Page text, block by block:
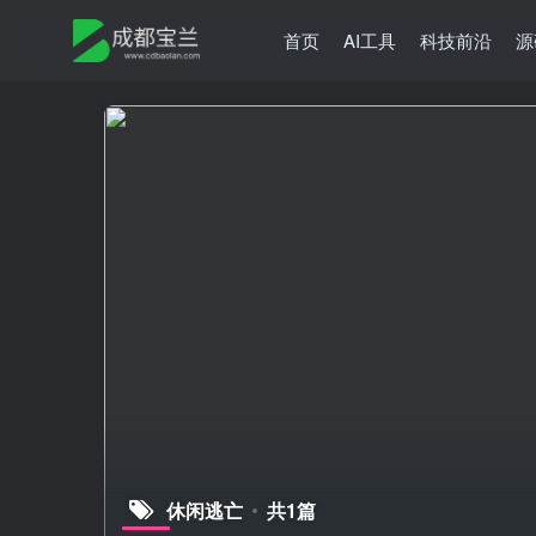
首页 AI工具 科技前沿
休闲逃亡 共1篇